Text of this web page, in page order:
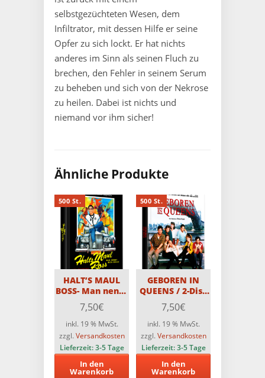
selbstgezüchteten Wesen, dem
Infiltrator, mit dessen Hilfe er seine
Opfer zu sich lockt. Er hat nichts
anderes im Sinn als seinen Fluch zu
brechen, den Fehler in seinem Serum
zu beheben und sich von der Nekrose
zu heilen. Dabei ist nichts und
niemand vor ihm sicher!
Ähnliche Produkte
500 St.
HALT’S MAUL
BOSS- Man nennt
mich Bruce / 2-
Disc MediaBook
Edition mit Blu-
ray und DVD –
Limitiert auf 500
Stück
7,50€
inkl. 19 % MwSt.
zzgl. Versandkosten
Lieferzeit:3-5 Tage
In den
Warenkorb
500 St.
GEBOREN IN
QUEENS / 2-Disc
MediaBook
Edition mit Blu-
ray und DVD –
Limitiert auf 500
Stück
7,50€
inkl. 19 % MwSt.
zzgl. Versandkosten
Lieferzeit:3-5 Tage
In den
Warenkorb